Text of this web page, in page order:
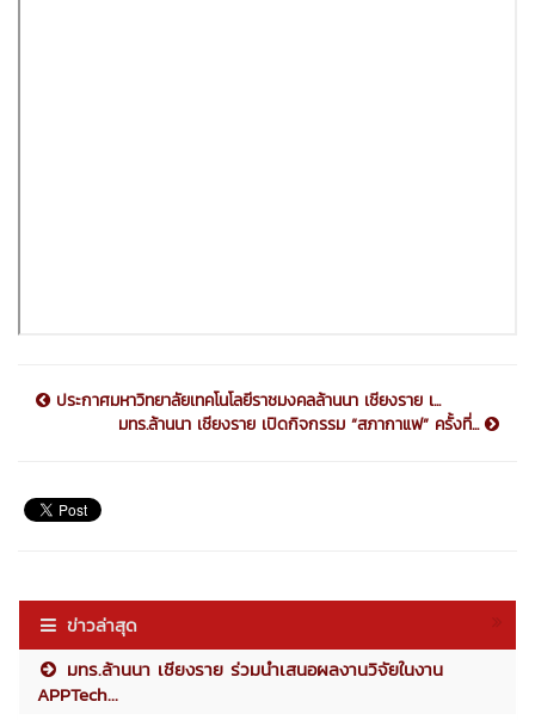
ประกาศมหาวิทยาลัยเทคโนโลยีราชมงคลล้านนา เชียงราย เ...
มทร.ล้านนา เชียงราย เปิดกิจกรรม “สภากาแฟ” ครั้งที่...
ข่าวล่าสุด
มทร.ล้านนา เชียงราย ร่วมนำเสนอผลงานวิจัยในงาน
APPTech...